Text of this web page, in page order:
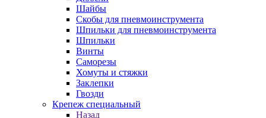
Шайбы
Скобы для пневмоинструмента
Шпильки для пневмоинструмента
Шпильки
Винты
Саморезы
Хомуты и стяжки
Заклепки
Гвозди
Крепеж специальный
Назад